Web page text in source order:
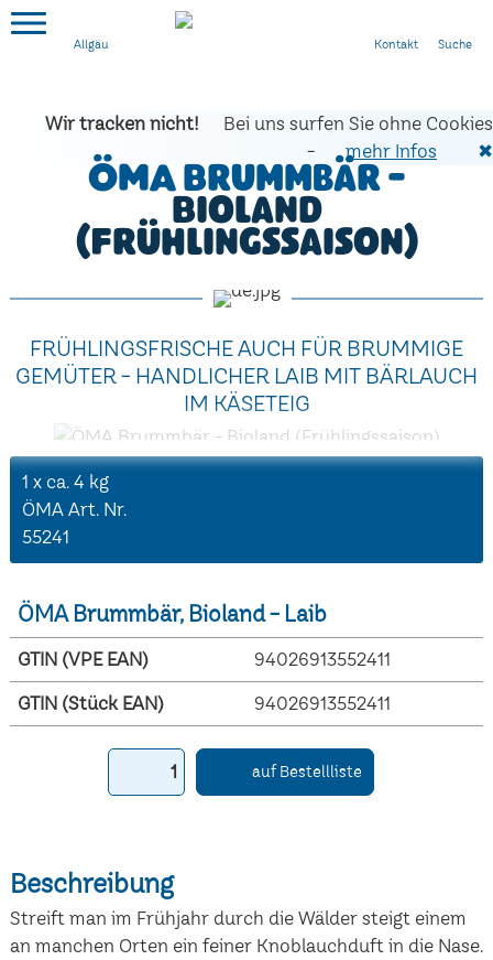
Allgäu
Wir tracken nicht!
Bei uns surfen Sie ohne Cookies
-
mehr Infos ✖
ÖMA Brummbär -
Bioland
(Frühlingssaison)
FRÜHLINGSFRISCHE AUCH FÜR BRUMMIGE
GEMÜTER - HANDLICHER LAIB MIT BÄRLAUCH
IM KÄSETEIG
1 x ca. 4 kg
ÖMA Art. Nr.
55241
ÖMA Brummbär, Bioland - Laib
GTIN (VPE EAN)
94026913552411
GTIN (Stück EAN)
94026913552411
auf Bestellliste
Beschreibung
Streift man im Frühjahr durch die Wälder steigt einem
an manchen Orten ein feiner Knoblauchduft in die Nase.